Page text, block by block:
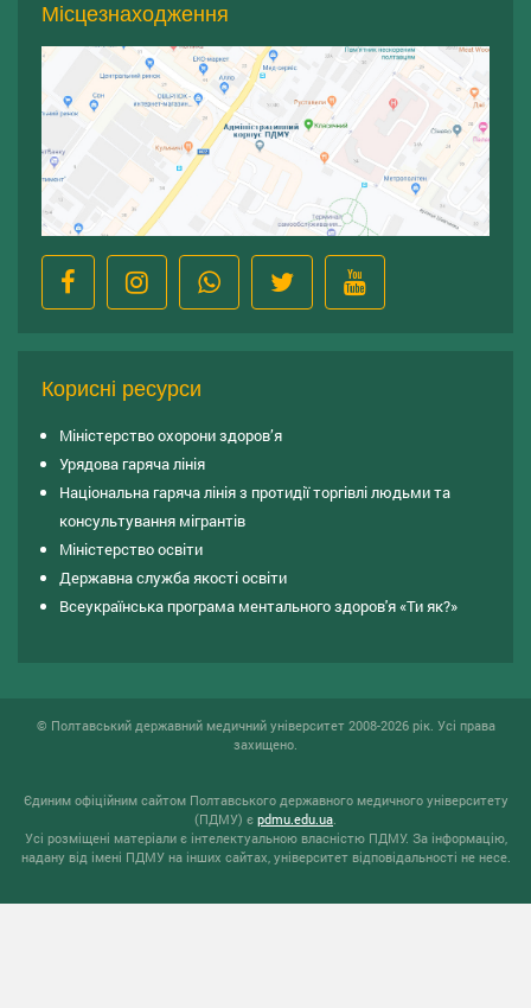
Місцезнаходження
Корисні ресурси
Міністерство охорони здоров’я
Урядова гаряча лінія
Національна гаряча лінія з протидії торгівлі людьми та
консультування мiгрантiв
Міністерство освіти
Державна служба якості освіти
Всеукраїнська програма ментального здоров'я «Ти як?»
© Полтавський державний медичний університет 2008-2026 рік. Усі права
захищено.
Єдиним офіційним сайтом Полтавського державного медичного університету
(ПДМУ) є pdmu.edu.ua
Усі розміщені матеріали є інтелектуальною власністю ПДМУ. За інформацію,
надану від імені ПДМУ на інших сайтах, університет відповідальності не несе.